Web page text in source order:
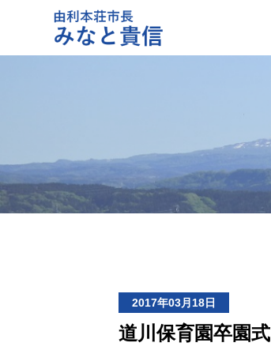
2017年03月18日
道川保育園卒園式